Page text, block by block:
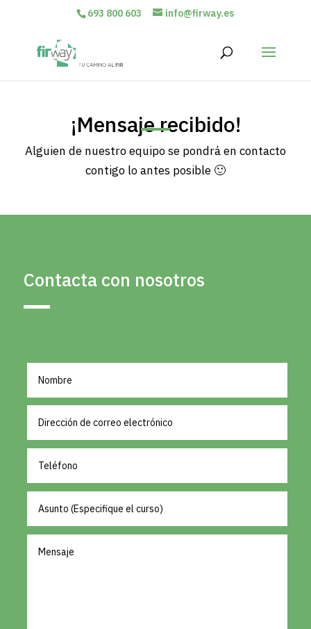
693 800 603 info@firway.es
¡Mensaje recibido!
Alguien de nuestro equipo se pondrá en contacto
contigo lo antes posible 🙂
Contacta con nosotros